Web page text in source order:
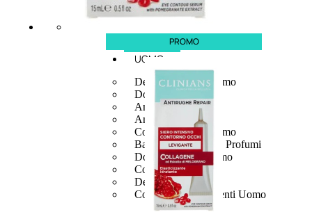
UOMO
Detergente Viso Uomo
Dopobarba Uomo
Antieta Uomo
Anticaduta Uomo
Contorno Occhi Uomo
Bagnodoccia Uomo Profumi
Docciaschiuma Uomo
Corpo Uomo
Deodoranti Uomo
Confezioni Trattamenti Uomo
PROMO